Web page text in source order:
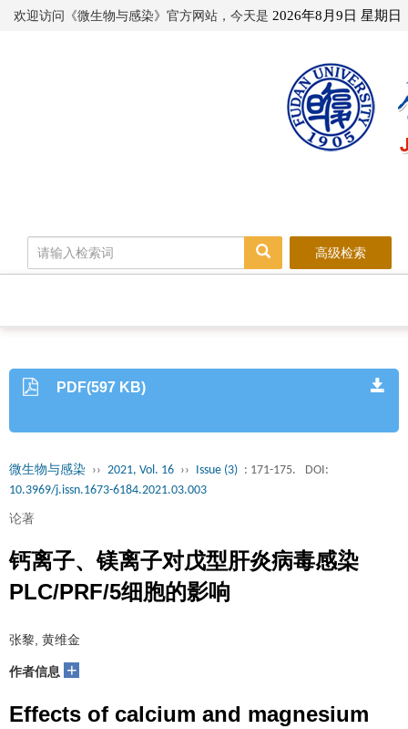
欢迎访问《微生物与感染》官方网站，今天是 2026年8月9日 星期日
高级检索
PDF(597 KB)
微生物与感染 ›› 2021, Vol. 16 ›› Issue (3) : 171-175.
DOI:
10.3969/j.issn.1673-6184.2021.03.003
论著
钙离子、镁离子对戊型肝炎病毒感染
PLC/PRF/5细胞的影响
张黎, 黄维金
作者信息 +
Effects of calcium and magnesium